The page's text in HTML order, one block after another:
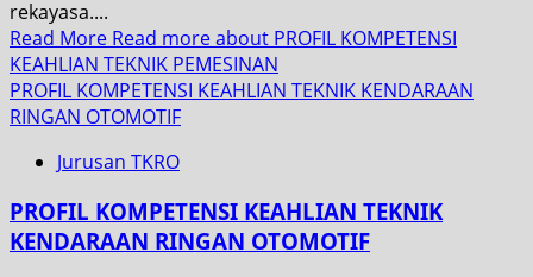
rekayasa....
Read More Read more about PROFIL KOMPETENSI
KEAHLIAN TEKNIK PEMESINAN
PROFIL KOMPETENSI KEAHLIAN TEKNIK KENDARAAN
RINGAN OTOMOTIF
Jurusan TKRO
PROFIL KOMPETENSI KEAHLIAN TEKNIK
KENDARAAN RINGAN OTOMOTIF